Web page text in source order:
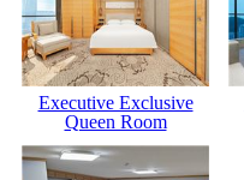
Executive Exclusive
Queen Room